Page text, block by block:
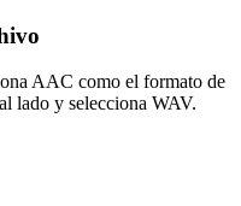
AAC como el formato de
lado y selecciona WAV.